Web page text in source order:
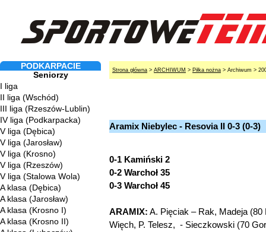
PODKARPACIE
Seniorzy
I liga
II liga (Wschód)
III liga (Rzeszów-Lublin)
IV liga (Podkarpacka)
V liga (Dębica)
V liga (Jarosław)
V liga (Krosno)
V liga (Rzeszów)
V liga (Stalowa Wola)
A klasa (Dębica)
A klasa (Jarosław)
A klasa (Krosno I)
A klasa (Krosno II)
Strona główna > ARCHIWUM > Piłka nożna > Archiwum >
Aramix Niebylec - Resovia II 0-3 (0-3)
0-1 Kamiński 2
0-2 Warchoł 35
0-3 Warchoł 45
ARAMIX: A. Pięciak – Rak, Madeja (80
Więch, P. Telesz, - Sieczkowski (70